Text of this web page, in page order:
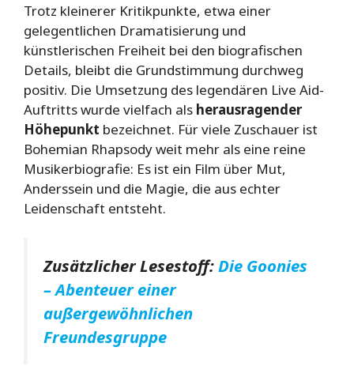
Trotz kleinerer Kritikpunkte, etwa einer
gelegentlichen Dramatisierung und
künstlerischen Freiheit bei den biografischen
Details, bleibt die Grundstimmung durchweg
positiv. Die Umsetzung des legendären Live Aid-
Auftritts wurde vielfach als herausragender
Höhepunkt bezeichnet. Für viele Zuschauer ist
Bohemian Rhapsody weit mehr als eine reine
Musikerbiografie: Es ist ein Film über Mut,
Anderssein und die Magie, die aus echter
Leidenschaft entsteht.
Zusätzlicher Lesestoff:Die Goonies
– Abenteuer einer
außergewöhnlichen
Freundesgruppe